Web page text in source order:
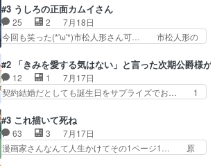
お互いの誤解が解けてよかっ… 円盤購入を検討し
始めるくらい最高だったな… 1人のjkとして普通
に生きたいのにそれを…
の講談から始まり途中も実写演出入った… 相変わ
らずコミカルなKAMAKURA良く… 動画検査させ
ていただきました！待ちに待っ… 1期目の導入も
だけれどもぉ2期目の導入も… 観てたらいつの間
党、Bパートでは庇番衆。… 故郷は遠きにありて
思ふものそれは時行の鎌… というただの日常回か
と思いきや、そこから…
#3 うしろの正面カムイさん
25 2
7月18日
今回も笑った(*'ω'*)市松人形さん可… 市松人形の
の仕事を思わせるケレン味作画… あいかわらず杉
田さんのアドリブっぽいなに… ギャグもいいし作
画も綺麗このシーンは原作… 呪いの人形は仲間に
なるの怪奇組とのネタ被… 呪いの人形、人形相手
のテンポの良さが光… 呪いの人形ドジっ子すぎる
しかも仲間になる… 呪いの人形がビビっとるぞ。
今回あんまりエ…
#2 「きみを愛する気はない」と言った次期公爵様が
12 1
7月17日
契約結婚だとしても誕生日をサプライズでお… 1
いろあったんだな。奥様の心が彼の心を… 政略結
婚による妬みから色んな嫌がらせを受… 【今夜の
アニメAは…】前向き没落令嬢×こ… マウントに
気付かない素直な主人公大丈夫か… もうユリウス
#3 これ描いて死ね
63 3
7月17日
漫画家さんなんて人生かけてその1ページ1… 原